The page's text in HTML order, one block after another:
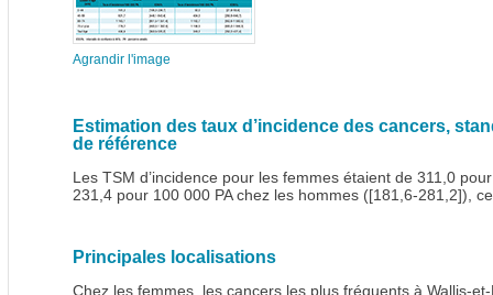
Agrandir l'image
Estimation des taux d’incidence des cancers,
de référence
Les TSM d’incidence pour les femmes étaient de 311,0
231,4 pour 100 000 PA chez les hommes ([181,6-281,2]),
Principales localisations
Chez les femmes, les cancers les plus fréquents à Wallis-